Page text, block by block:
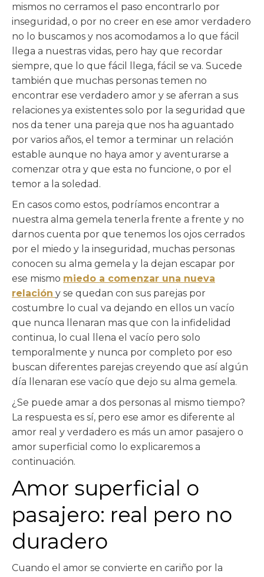
mismos no cerramos el paso encontrarlo por
inseguridad, o por no creer en ese amor verdadero
no lo buscamos y nos acomodamos a lo que fácil
llega a nuestras vidas, pero hay que recordar
siempre, que lo que fácil llega, fácil se va. Sucede
también que muchas personas temen no
encontrar ese verdadero amor y se aferran a sus
relaciones ya existentes solo por la seguridad que
nos da tener una pareja que nos ha aguantado
por varios años, el temor a terminar un relación
estable aunque no haya amor y aventurarse a
comenzar otra y que esta no funcione, o por el
temor a la soledad.
En casos como estos, podríamos encontrar a
nuestra alma gemela tenerla frente a frente y no
darnos cuenta por que tenemos los ojos cerrados
por el miedo y la inseguridad, muchas personas
conocen su alma gemela y la dejan escapar por
ese mismo miedo a comenzar una nueva
relación y se quedan con sus parejas por
costumbre lo cual va dejando en ellos un vacío
que nunca llenaran mas que con la infidelidad
continua, lo cual llena el vacío pero solo
temporalmente y nunca por completo por eso
buscan diferentes parejas creyendo que así algún
día llenaran ese vacío que dejo su alma gemela.
¿Se puede amar a dos personas al mismo tiempo?
La respuesta es sí, pero ese amor es diferente al
amor real y verdadero es más un amor pasajero o
amor superficial como lo explicaremos a
continuación.
Amor superficial o
pasajero: real pero no
duradero
Cuando el amor se convierte en cariño por la